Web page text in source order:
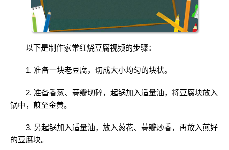
以下是制作家常红烧豆腐视频的步骤：
1. 准备一块老豆腐，切成大小均匀的块状。
2. 准备香葱、蒜瓣切碎，起锅加入适量油，将豆腐块放入
锅中，煎至金黄。
3. 另起锅加入适量油，放入葱花、蒜瓣炒香，再放入煎好
的豆腐块。